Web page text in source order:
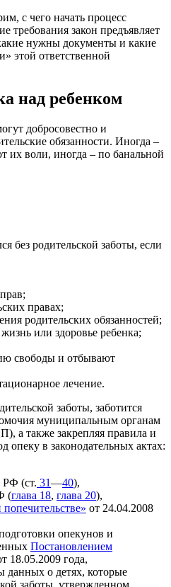
с чего начать процесс
требования закон предъявляет
нужны документы и какие
этой ответственной
над ребенком
добросовестно и
обязанности. Иногда –
их воли, иногда – по банальной
без родительской заботы, если
правах;
родительских обязанностей;
или здоровье ребенка;
свободы и отбывают
лечение.
заботы, заботится
муниципальным органам
а также закрепляя правила и
опеку в законодательных актах:
РФ (ст. 31—40),
(глава 18, глава 20),
от 24.04.2008
опекунов и
Постановлением
18.05.2009 года,
данных о детях, которые
заботы, утвержденном